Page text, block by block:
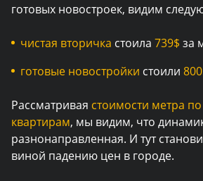
готовых новостроек, видим
чистая вторичка стоила 739$ за
готовые новостройки стоили
Рассматривая стоимости метра
квартирам, мы видим, что
разнонаправленная. И тут
виной падению цен в городе.